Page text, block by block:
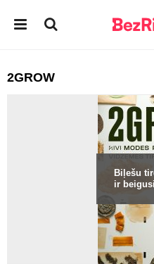
2GROW
Biļešu
ir